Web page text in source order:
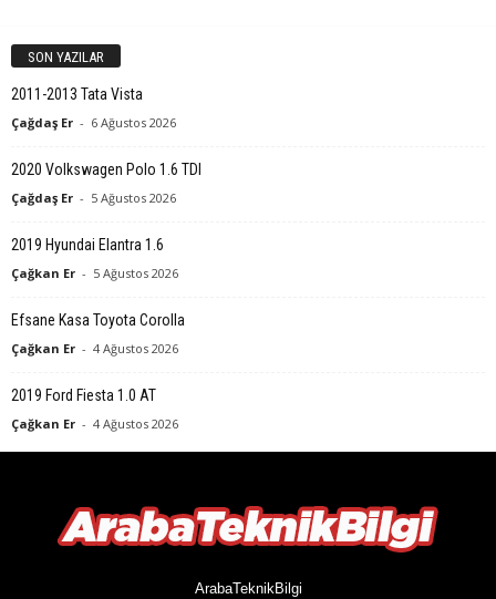
SON YAZILAR
2011-2013 Tata Vista
Çağdaş Er - 6 Ağustos 2026
2020 Volkswagen Polo 1.6 TDI
Çağdaş Er - 5 Ağustos 2026
2019 Hyundai Elantra 1.6
Çağkan Er - 5 Ağustos 2026
Efsane Kasa Toyota Corolla
Çağkan Er - 4 Ağustos 2026
2019 Ford Fiesta 1.0 AT
Çağkan Er - 4 Ağustos 2026
ArabaTeknikBilgi